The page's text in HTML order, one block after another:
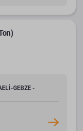
GEBZE -